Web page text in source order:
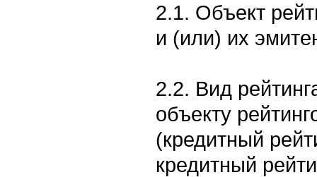
2.1. Объект
и (или) их
2.2. Вид
объекту
(кредитный
кредитный